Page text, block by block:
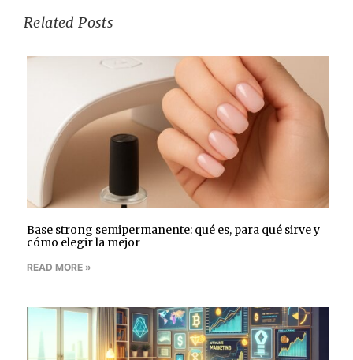
Related Posts
Base strong semipermanente: qué es, para qué sirve y
cómo elegir la mejor
READ MORE »